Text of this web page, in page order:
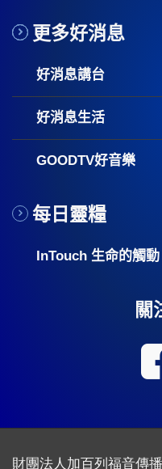
更多好消息
好消息講台
好消息生活
GOODTV好音樂
每日靈糧
InTouch 生命的觸動
關
財團法人加百列福音傳